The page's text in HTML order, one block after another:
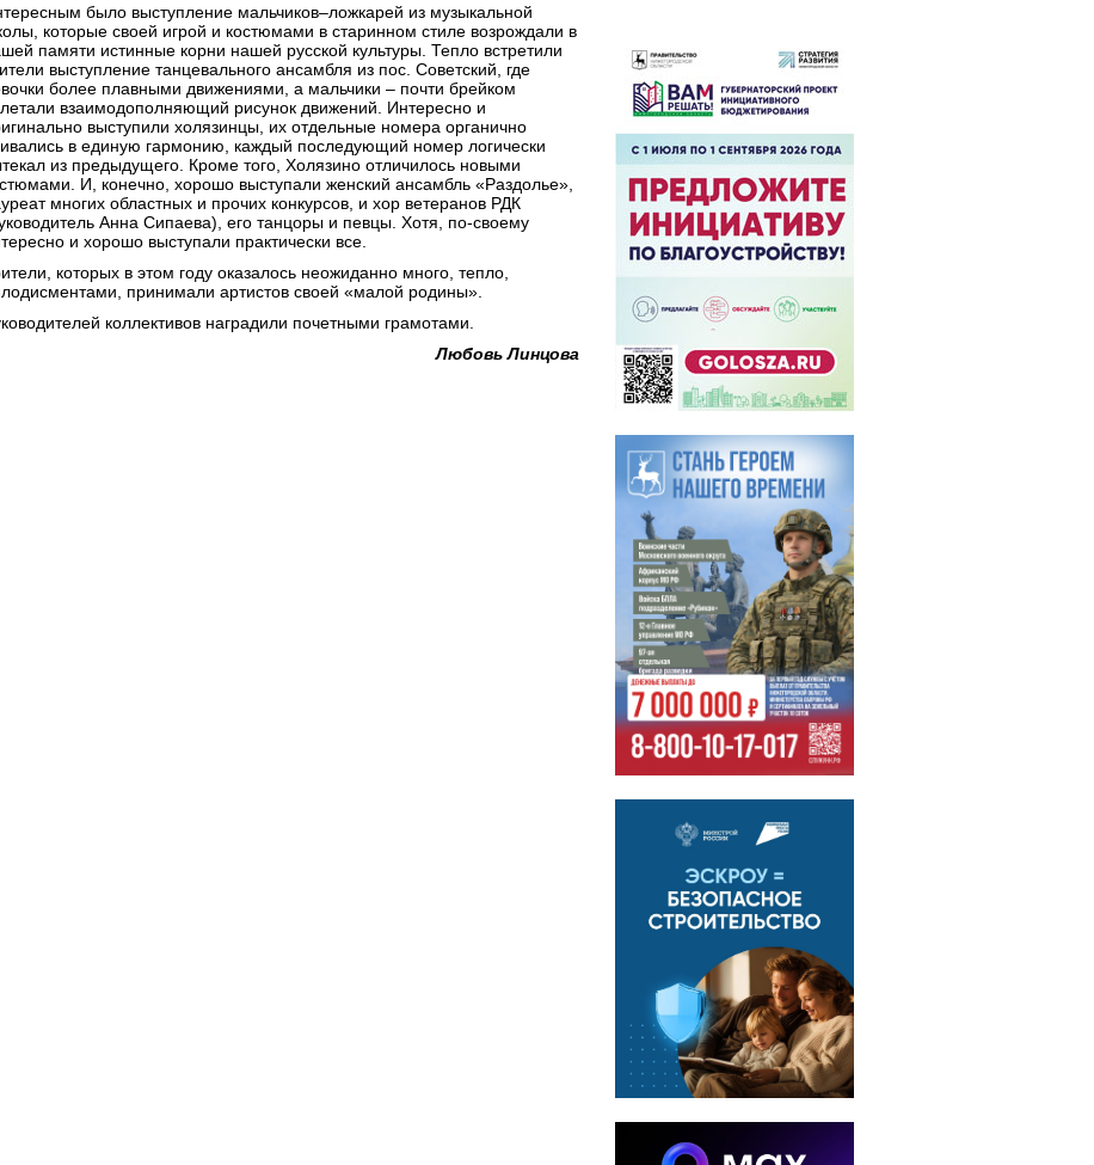
было выступление мальчиков–ложкарей из музыкальной
которые своей игрой и костюмами в старинном стиле возрождали в
памяти истинные корни нашей русской культуры. Тепло встретили
выступление танцевального ансамбля из пос. Советский, где
более плавными движениями, а мальчики – почти брейком
взаимодополняющий рисунок движений. Интересно и
выступили холязинцы, их отдельные номера органично
в единую гармонию, каждый последующий номер логически
из предыдущего. Кроме того, Холязино отличилось новыми
И, конечно, хорошо выступали женский ансамбль «Раздолье»,
многих областных и прочих конкурсов, и хор ветеранов РДК
Анна Сипаева), его танцоры и певцы. Хотя, по-своему
и хорошо выступали практически все.
которых в этом году оказалось неожиданно много, тепло,
принимали артистов своей «малой родины».
коллективов наградили почетными грамотами.
Любовь Линцова